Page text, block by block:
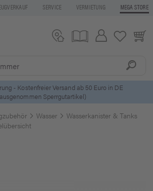
SERVICE VERMIETUNG MEGA STORE
5 Euro Gutschein* beiNewsletter-Anmeldung
Wasser
Wasserkanister & Tanks